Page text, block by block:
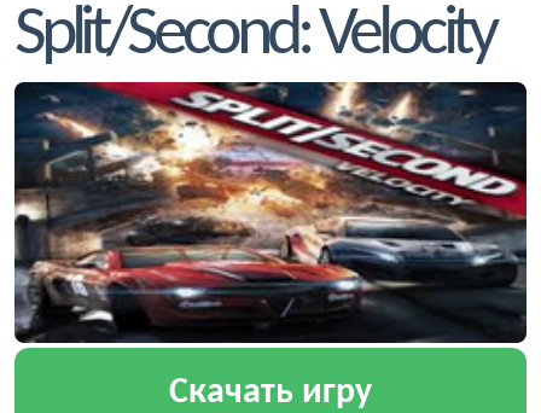
Split/Second: Velocity
Скачать игру